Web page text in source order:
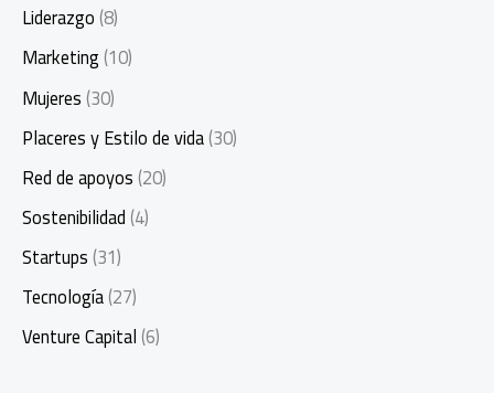
Liderazgo(8)
Marketing(10)
Mujeres(30)
Placeres y Estilo de vida(30)
Red de apoyos(20)
Sostenibilidad(4)
Startups(31)
Tecnología(27)
Venture Capital(6)